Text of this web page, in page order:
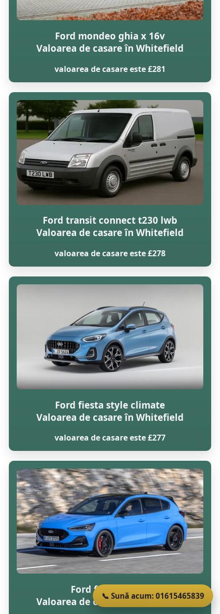
Ford mondeo ghia x 16v
Valoarea de casare în Whitefield
valoarea de casare este £281
Ford transit connect t230 lwb
Valoarea de casare în Whitefield
valoarea de casare este £278
Ford fiesta style climate
Valoarea de casare în Whitefield
valoarea de casare este £277
Ford focus lx tdci
Valoarea de casare în Whitefield
📞 Sună acum: 01615465839